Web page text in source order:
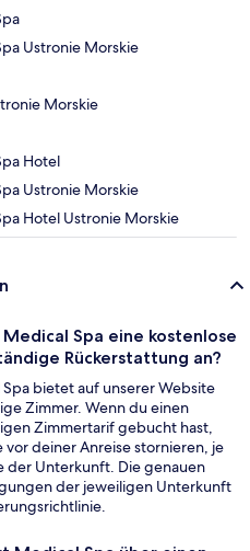
Ustronie Morskie
Morskie
Hotel
Ustronie Morskie
Hotel Ustronie Morskie
Spa eine kostenlose
Rückerstattung an?
bietet auf unserer Website
Zimmer. Wenn du einen
Zimmertarif gebucht hast,
vor deiner Anreise stornieren, je
der Unterkunft. Die genauen
der jeweiligen Unterkunft